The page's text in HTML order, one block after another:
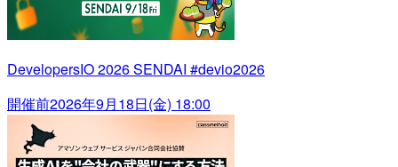
DevelopersIO 2026 SENDAI #devio2026
開催前2026年9月18日(金) 18:00